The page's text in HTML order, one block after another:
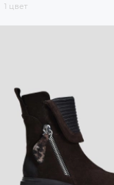
1 цвет